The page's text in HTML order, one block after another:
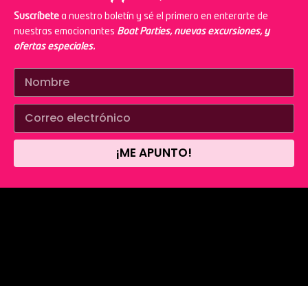
Suscríbete a nuestro boletín y sé el primero en enterarte de
nuestras emocionantes Boat Parties, nuevas excursiones, y
ofertas especiales.
¡ME APUNTO!